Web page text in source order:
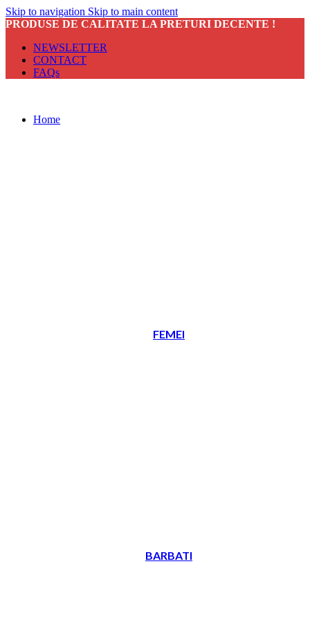
Skip to navigation Skip to main content
PRODUSE DE CALITATE LA PRETURI DECENTE !
NEWSLETTER
CONTACT
FAQs
Home
FEMEI
BARBATI